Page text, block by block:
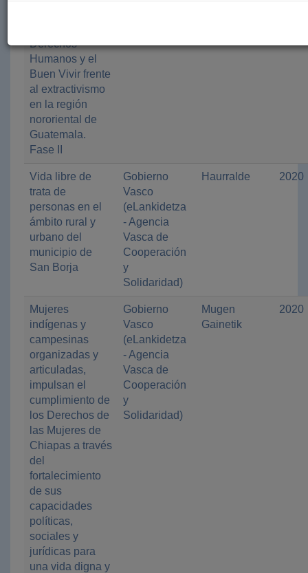
Derechos
Humanos y el
Buen Vivir frente
al extractivismo
en la región
nororiental de
Guatemala.
Fase II
Vida libre de
trata de
personas en el
ámbito rural y
urbano del
municipio de
San Borja
Gobierno
Vasco
(eLankidetza
- Agencia
Vasca de
Cooperación
y
Solidaridad)
Haurralde 2020
Mujeres
indígenas y
campesinas
organizadas y
articuladas,
impulsan el
cumplimiento de
los Derechos de
las Mujeres de
Chiapas a través
del
fortalecimiento
de sus
capacidades
políticas,
sociales y
jurídicas para
una vida digna y
Gobierno
Vasco
(eLankidetza
- Agencia
Vasca de
Cooperación
y
Solidaridad)
Mugen
Gainetik
2020